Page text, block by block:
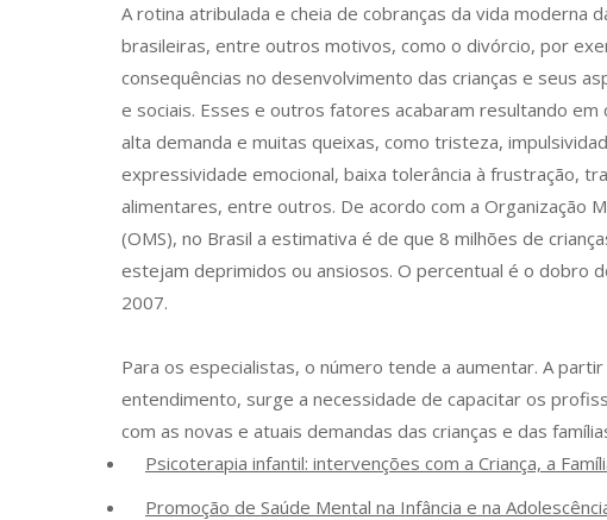
A rotina atribulada e cheia de cobranças da vida moderna
brasileiras, entre outros motivos, como o divórcio, por
consequências no desenvolvimento das crianças e seus
e sociais. Esses e outros fatores acabaram resultando em
alta demanda e muitas queixas, como tristeza,
expressividade emocional, baixa tolerância à frustração,
alimentares, entre outros. De acordo com a Organização
(OMS), no Brasil a estimativa é de que 8 milhões de
estejam deprimidos ou ansiosos. O percentual é o dobro
2007.
Para os especialistas, o número tende a aumentar. A
entendimento, surge a necessidade de capacitar os
com as novas e atuais demandas das crianças e das
Psicoterapia infantil: intervenções com a Criança, a
Promoção de Saúde Mental na Infância e na